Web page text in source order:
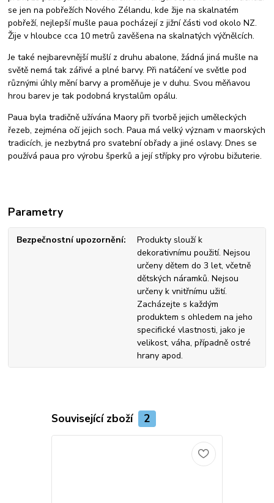
se jen na pobřežích Nového Zélandu, kde žije na skalnatém
pobřeží, nejlepší mušle paua pocházejí z jižní části vod okolo NZ.
Žije v hloubce cca 10 metrů zavěšena na skalnatých výčnělcích.
Je také nejbarevnější mušlí z druhu abalone, žádná jiná mušle na
světě nemá tak zářivé a plné barvy. Při natáčení ve světle pod
různými úhly mění barvy a proměňuje je v duhu. Svou měňavou
hrou barev je tak podobná krystalům opálu.
Paua byla tradičně užívána Maory při tvorbě jejich uměleckých
řezeb, zejména očí jejich soch. Paua má velký význam v maorských
tradicích, je nezbytná pro svatební obřady a jiné oslavy. Dnes se
používá paua pro výrobu šperků a její střípky pro výrobu bižuterie.
Parametry
Bezpečnostní upozornění
Produkty slouží k
dekorativnímu použití. Nejsou
určeny dětem do 3 let, včetně
dětských náramků. Nejsou
určeny k vnitřnímu užití.
Zacházejte s každým
produktem s ohledem na jeho
specifické vlastnosti, jako je
velikost, váha, případně ostré
hrany apod.
Související zboží 2